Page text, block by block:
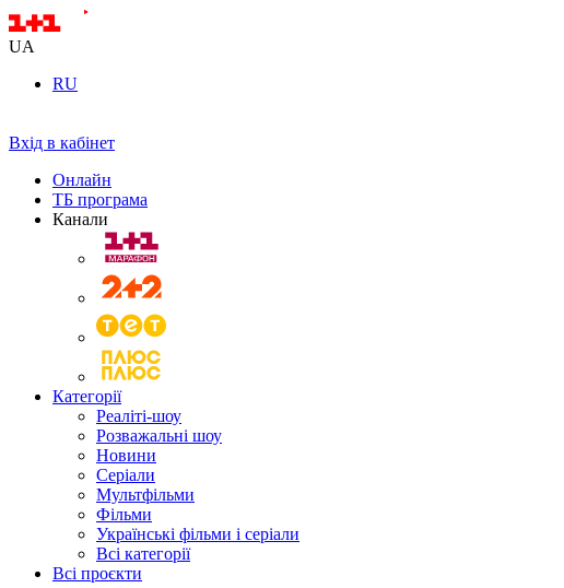
UA
RU
Вхід в кабінет
Онлайн
ТБ програма
Канали
Категорії
Реаліті-шоу
Розважальні шоу
Новини
Серіали
Мультфільми
Фільми
Українські фільми і серіали
Всі категорії
Всі проєкти